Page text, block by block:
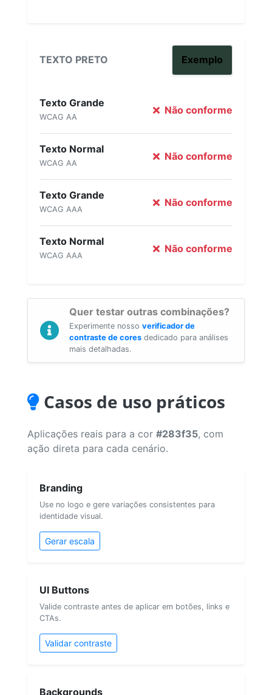
TEXTO PRETO Exemplo
Texto Grande
WCAG AA
Não conforme
Texto Normal
WCAG AA
Não conforme
Texto Grande
WCAG AAA
Não conforme
Texto Normal
WCAG AAA
Não conforme
Quer testar outras combinações?
Experimente nosso verificador de
contraste de cores dedicado para análises
mais detalhadas.
Casos de uso práticos
Aplicações reais para a cor #283f35, com
ação direta para cada cenário.
Branding
Use no logo e gere variações consistentes para
identidade visual.
Gerar escala
UI Buttons
Valide contraste antes de aplicar em botões, links e
CTAs.
Validar contraste
Backgrounds